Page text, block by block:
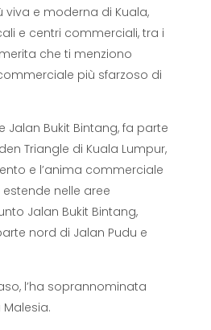
viva e moderna di Kuala,
e centri commerciali, tra i
che ti menziono
più sfarzoso di
Jalan Bukit Bintang, fa parte
Triangle di Kuala Lumpur,
e l’anima commerciale
nelle aree
Jalan Bukit Bintang,
nord di Jalan Pudu e
l’ha soprannominata